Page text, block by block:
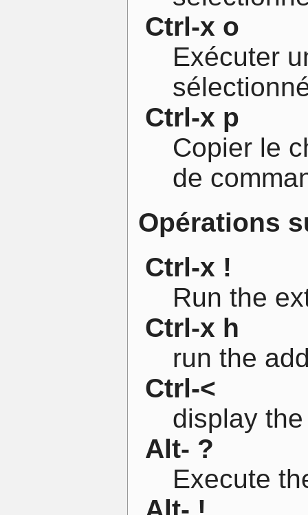
Ctrl-x o
Exécuter
Ctrl-x p
Copier le
de
Opérations
Ctrl-x !
Run the
Ctrl-x h
run the
Ctrl-<
display
Alt- ?
Execute